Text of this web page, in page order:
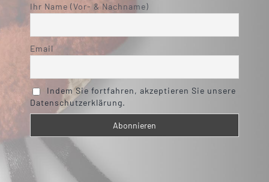
Ihr Name (Vor- & Nachname)
Email
Indem Sie fortfahren, akzeptieren Sie unsere
Datenschutzerklärung.